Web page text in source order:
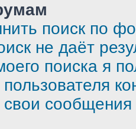
поиск по
не даёт
поиска я
свои